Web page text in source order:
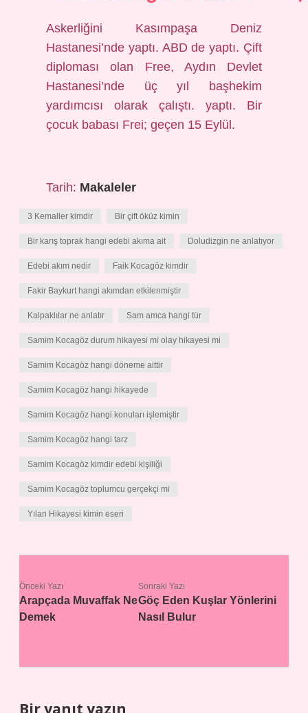
Askerliğini Kasımpaşa Deniz
Hastanesi’nde yaptı. ABD de yaptı. Çift
diploması olan Free, Aydın Devlet
Hastanesi’nde üç yıl başhekim
yardımcısı olarak çalıştı. yaptı. Bir
çocuk babası Frei; geçen 15 Eylül.
Tarih: Makaleler
3 Kemaller kimdir Bir çift öküz kimin
Bir karış toprak hangi edebi akıma ait Doludizgin ne anlatıyor
Edebi akım nedir Faik Kocagöz kimdir
Fakir Baykurt hangi akımdan etkilenmiştir
Kalpaklılar ne anlatır Sam amca hangi tür
Samim Kocagöz durum hikayesi mi olay hikayesi mi
Samim Kocagöz hangi döneme aittir
Samim Kocagöz hangi hikayede
Samim Kocagöz hangi konuları işlemiştir
Samim Kocagöz hangi tarz
Samim Kocagöz kimdir edebi kişiliği
Samim Kocagöz toplumcu gerçekçi mi
Yılan Hikayesi kimin eseri
Önceki Yazı
Arapçada Muvaffak Ne
Demek
Sonraki Yazı
Göç Eden Kuşlar Yönlerini
Nasıl Bulur
Bir yanıt yazın